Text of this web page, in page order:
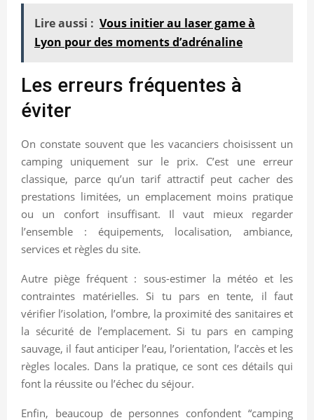
Lire aussi : Vous initier au laser game à
Lyon pour des moments d’adrénaline
Les erreurs fréquentes à
éviter
On constate souvent que les vacanciers choisissent un
camping uniquement sur le prix. C’est une erreur
classique, parce qu’un tarif attractif peut cacher des
prestations limitées, un emplacement moins pratique
ou un confort insuffisant. Il vaut mieux regarder
l’ensemble : équipements, localisation, ambiance,
services et règles du site.
Autre piège fréquent : sous-estimer la météo et les
contraintes matérielles. Si tu pars en tente, il faut
vérifier l’isolation, l’ombre, la proximité des sanitaires et
la sécurité de l’emplacement. Si tu pars en camping
sauvage, il faut anticiper l’eau, l’orientation, l’accès et les
règles locales. Dans la pratique, ce sont ces détails qui
font la réussite ou l’échec du séjour.
Enfin, beaucoup de personnes confondent “camping